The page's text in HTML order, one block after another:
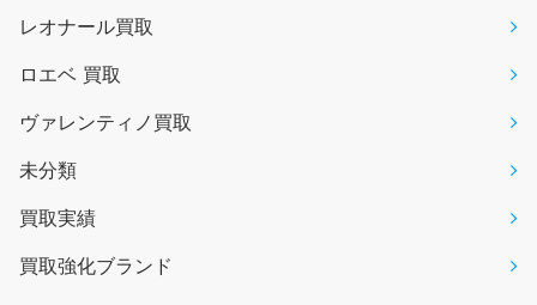
レオナール買取
ロエベ 買取
ヴァレンティノ買取
未分類
買取実績
買取強化ブランド